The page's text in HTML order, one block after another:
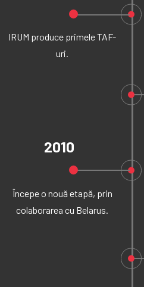
IRUM produce primele TAF-
uri.
2010
Începe o nouă etapă, prin
colaborarea cu Belarus.